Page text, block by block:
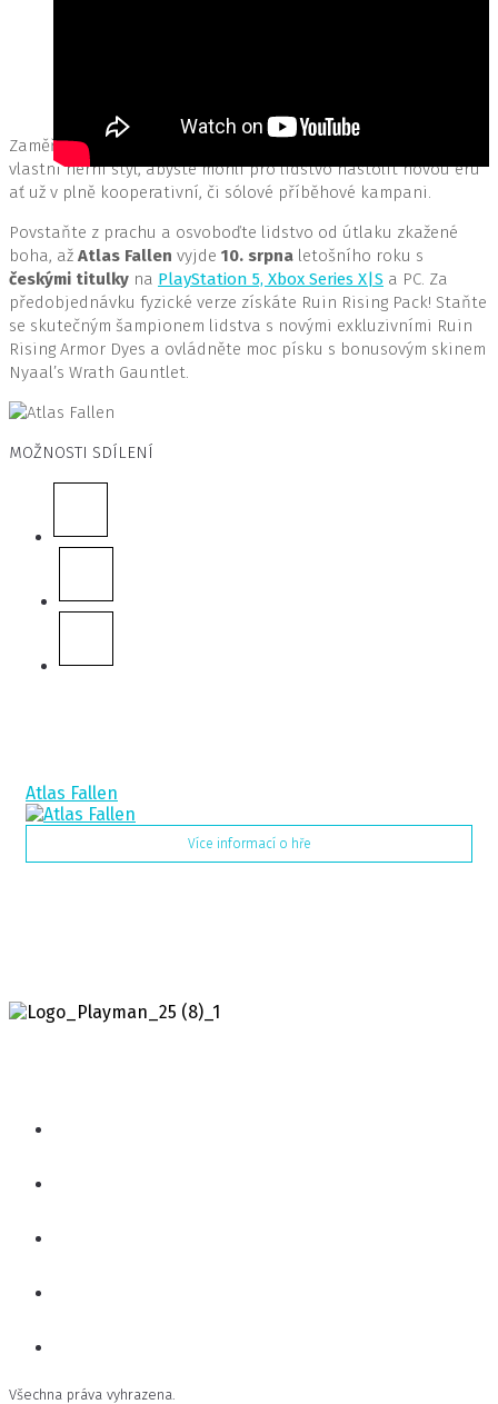
Zaměřujte se na nepřátele, sbírejte jejich esence a utvořte si
vlastní herní styl, abyste mohli pro lidstvo nastolit novou éru
ať už v plně kooperativní, či sólové příběhové kampani.
Povstaňte z prachu a osvoboďte lidstvo od útlaku zkažené
boha, až Atlas Fallen vyjde 10. srpna letošního roku s
českými titulky na PlayStation 5, Xbox Series X|S a PC. Za
předobjednávku fyzické verze získáte Ruin Rising Pack! Staňte
se skutečným šampionem lidstva s novými exkluzivními Ruin
Rising Armor Dyes a ovládněte moc písku s bonusovým skinem
Nyaal’s Wrath Gauntlet.
MOŽNOSTI SDÍLENÍ
Atlas Fallen
Více informací o hře
Všechna práva vyhrazena.